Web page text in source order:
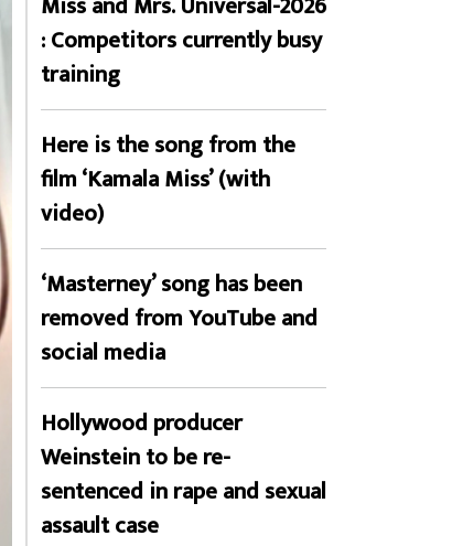
: Competitors currently busy
training
Here is the song from the
film ‘Kamala Miss’ (with
video)
‘Masterney’ song has been
removed from YouTube and
social media
Hollywood producer
Weinstein to be re-
sentenced in rape and sexual
assault case